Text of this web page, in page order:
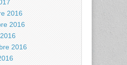
2016
2016
2016